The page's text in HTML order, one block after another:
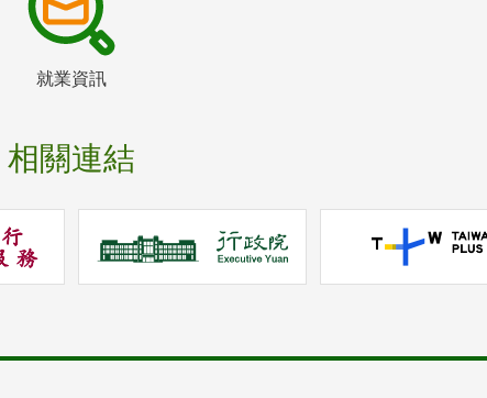
就業資訊
相關連結